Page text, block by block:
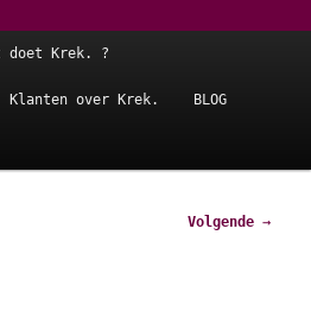
doet Krek. ?
Klanten over Krek. BLOG
Volgende →